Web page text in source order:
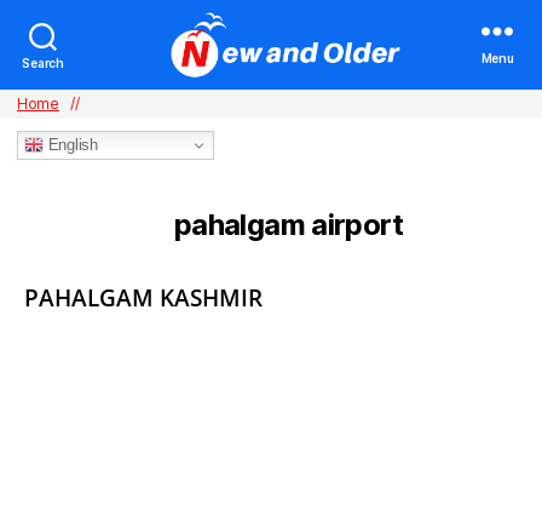
Search Menu
Home //
English
pahalgam airport
PAHALGAM KASHMIR